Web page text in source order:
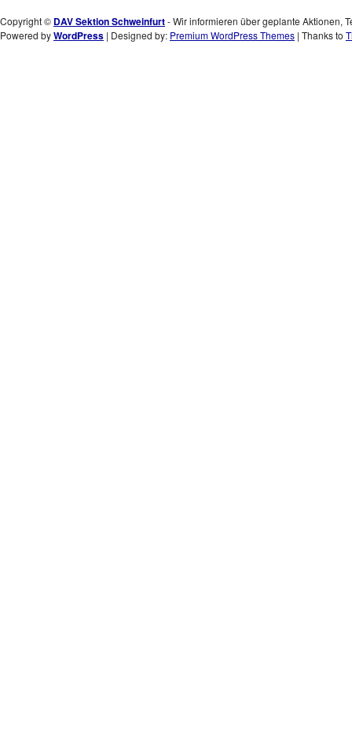
Copyright © DAV Sektion Schweinfurt- Wir informieren über geplante Aktionen,
Powered byWordPress | Designed by: Premium WordPress Themes | Thanks to